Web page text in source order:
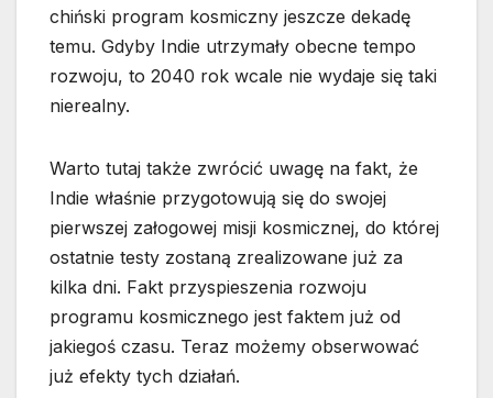
chiński program kosmiczny jeszcze dekadę
temu. Gdyby Indie utrzymały obecne tempo
rozwoju, to 2040 rok wcale nie wydaje się taki
nierealny.
Warto tutaj także zwrócić uwagę na fakt, że
Indie właśnie przygotowują się do swojej
pierwszej załogowej misji kosmicznej, do której
ostatnie testy zostaną zrealizowane już za
kilka dni. Fakt przyspieszenia rozwoju
programu kosmicznego jest faktem już od
jakiegoś czasu. Teraz możemy obserwować
już efekty tych działań.